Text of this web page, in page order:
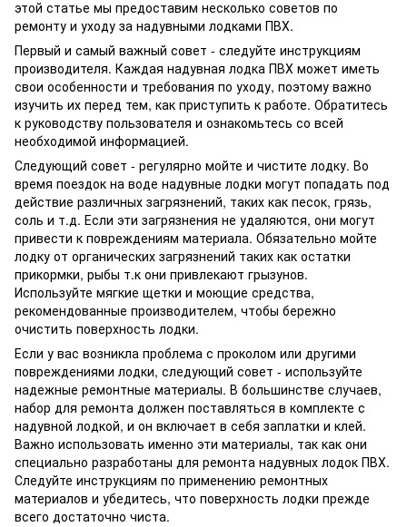
этой статье мы предоставим несколько советов по
ремонту и уходу за надувными лодками ПВХ.
Первый и самый важный совет - следуйте инструкциям
производителя. Каждая надувная лодка ПВХ может иметь
свои особенности и требования по уходу, поэтому важно
изучить их перед тем, как приступить к работе. Обратитесь
к руководству пользователя и ознакомьтесь со всей
необходимой информацией.
Следующий совет - регулярно мойте и чистите лодку. Во
время поездок на воде надувные лодки могут попадать под
действие различных загрязнений, таких как песок, грязь,
соль и т.д. Если эти загрязнения не удаляются, они могут
привести к повреждениям материала. Обязательно мойте
лодку от органических загрязнений таких как остатки
прикормки, рыбы т.к они привлекают грызунов.
Используйте мягкие щетки и моющие средства,
рекомендованные производителем, чтобы бережно
очистить поверхность лодки.
Если у вас возникла проблема с проколом или другими
повреждениями лодки, следующий совет - используйте
надежные ремонтные материалы. В большинстве случаев,
набор для ремонта должен поставляться в комплекте с
надувной лодкой, и он включает в себя заплатки и клей.
Важно использовать именно эти материалы, так как они
специально разработаны для ремонта надувных лодок ПВХ.
Следуйте инструкциям по применению ремонтных
материалов и убедитесь, что поверхность лодки прежде
всего достаточно чиста.